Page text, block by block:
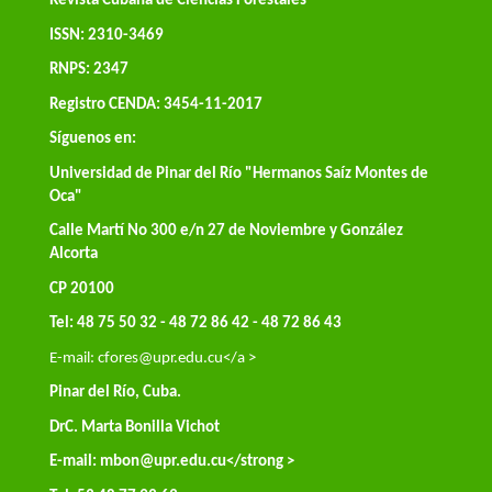
ISSN: 2310-3469
RNPS: 2347
Registro CENDA: 3454-11-2017
Síguenos en:
Universidad de Pinar del Río "Hermanos Saíz Montes de
Oca"
Calle Martí No 300 e/n 27 de Noviembre y González
Alcorta
CP 20100
Tel: 48 75 50 32 - 48 72 86 42 - 48 72 86 43
E-mail: cfores@upr.edu.cu</a >
Pinar del Río, Cuba.
DrC. Marta Bonilla Vichot
E-mail: mbon@upr.edu.cu</strong >